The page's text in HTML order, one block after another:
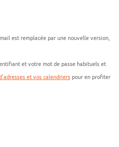
est remplacée par une nouvelle version,
et votre mot de passe habituels et
et vos calendrierspour en profiter